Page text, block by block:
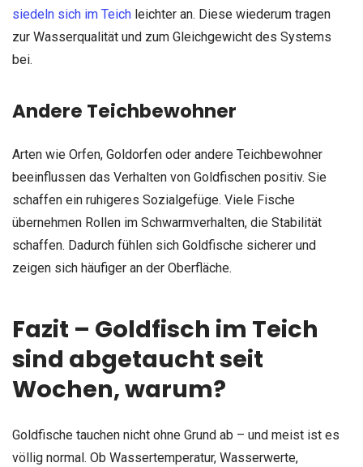
siedeln sich im Teich leichter an. Diese wiederum tragen
zur Wasserqualität und zum Gleichgewicht des Systems
bei.
Andere Teichbewohner
Arten wie Orfen, Goldorfen oder andere Teichbewohner
beeinflussen das Verhalten von Goldfischen positiv. Sie
schaffen ein ruhigeres Sozialgefüge. Viele Fische
übernehmen Rollen im Schwarmverhalten, die Stabilität
schaffen. Dadurch fühlen sich Goldfische sicherer und
zeigen sich häufiger an der Oberfläche.
Fazit – Goldfisch im Teich
sind abgetaucht seit
Wochen, warum?
Goldfische tauchen nicht ohne Grund ab – und meist ist es
völlig normal. Ob Wassertemperatur, Wasserwerte,